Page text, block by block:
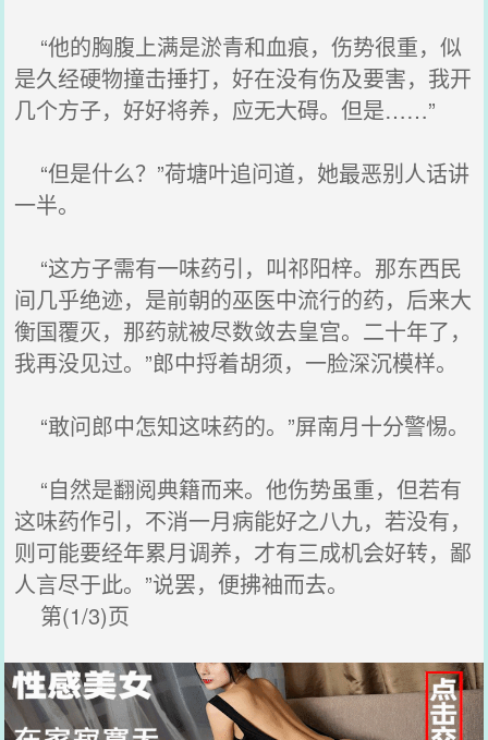
“他的胸腹上满是淤青和血痕，伤势很重，似
是久经硬物撞击捶打，好在没有伤及要害，我开
几个方子，好好将养，应无大碍。但是……”
“但是什么？”荷塘叶追问道，她最恶别人话讲
一半。
“这方子需有一味药引，叫祁阳梓。那东西民
间几乎绝迹，是前朝的巫医中流行的药，后来大
衡国覆灭，那药就被尽数敛去皇宫。二十年了，
我再没见过。”郎中捋着胡须，一脸深沉模样。
“敢问郎中怎知这味药的。”屏南月十分警惕。
“自然是翻阅典籍而来。他伤势虽重，但若有
这味药作引，不消一月病能好之八九，若没有，
则可能要经年累月调养，才有三成机会好转，鄙
人言尽于此。”说罢，便拂袖而去。
第(1/3)页